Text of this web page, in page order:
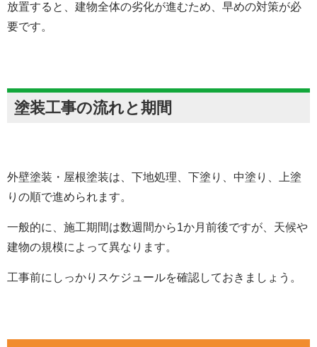
放置すると、建物全体の劣化が進むため、早めの対策が必
要です。
塗装工事の流れと期間
外壁塗装・屋根塗装は、下地処理、下塗り、中塗り、上塗
りの順で進められます。
一般的に、施工期間は数週間から1か月前後ですが、天候や
建物の規模によって異なります。
工事前にしっかりスケジュールを確認しておきましょう。